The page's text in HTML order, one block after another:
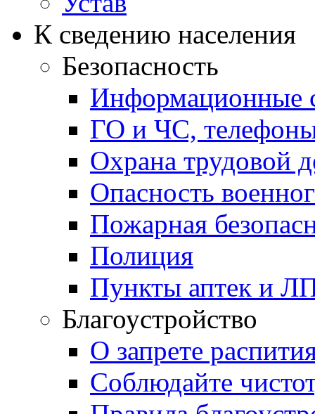
К сведению населения
Безопасность
Информационные
ГО и ЧС,
Охрана трудовой
Опасность
Пожарная
Полиция
Пункты аптек и
Благоустройство
О запрете
Соблюдайте